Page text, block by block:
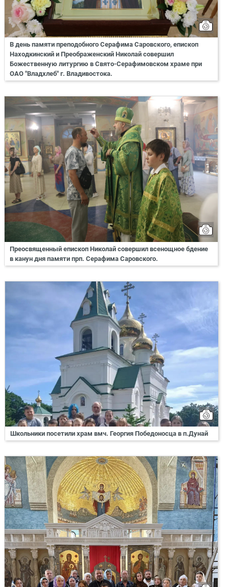
В день памяти преподобного Серафима Саровского, епископ
Находкинский и Преображенский Николай совершил
Божественную литургию в Свято-Серафимовском храме при
ОАО "Владхлеб" г. Владивостока.
Преосвященный епископ Николай совершил всенощное бдение
в канун дня памяти прп. Серафима Саровского.
Школьники посетили храм вмч. Георгия Победоносца в п.Дунай